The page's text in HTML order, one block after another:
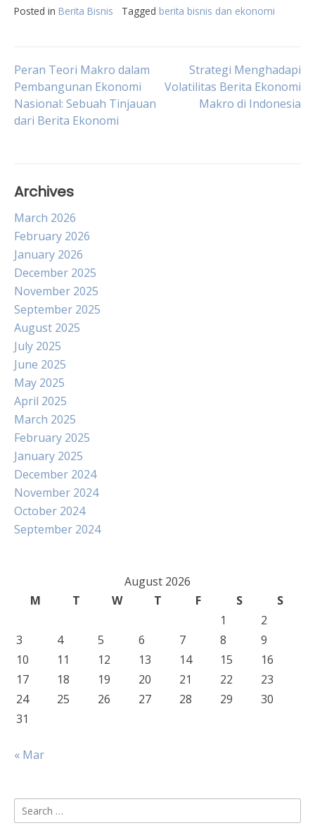
Posted in Berita Bisnis Tagged berita bisnis dan ekonomi
Post
navigation
Peran Teori Makro dalam
Pembangunan Ekonomi
Nasional: Sebuah Tinjauan
dari Berita Ekonomi
Strategi Menghadapi
Volatilitas Berita Ekonomi
Makro di Indonesia
Archives
March 2026
February 2026
January 2026
December 2025
November 2025
September 2025
August 2025
July 2025
June 2025
May 2025
April 2025
March 2025
February 2025
January 2025
December 2024
November 2024
October 2024
September 2024
August 2026
M
T W T F S
S
1
2
3
4 5 6 7 8
9
10
11 12 13 14 15
16
17
18 19 20 21 22
23
24
25 26 27 28 29
30
31
« Mar
Search
for: